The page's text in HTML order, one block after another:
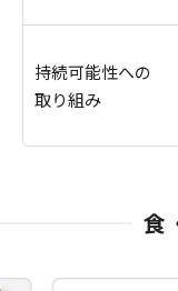
持続可能性への
取り組み
食